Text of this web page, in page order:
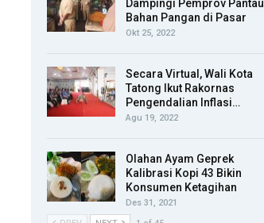
Dampingi Pemprov Pantau
Bahan Pangan di Pasar
Okt 25, 2022
Secara Virtual, Wali Kota
Tatong Ikut Rakornas
Pengendalian Inflasi…
Agu 19, 2022
Olahan Ayam Geprek
Kalibrasi Kopi 43 Bikin
Konsumen Ketagihan
Des 31, 2021